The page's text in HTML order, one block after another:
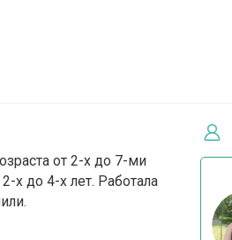
от 2-х до 7-ми
х до 4-х лет. Работала